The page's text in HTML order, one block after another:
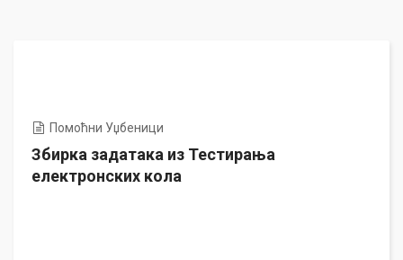
Помоћни Уџбеници
Збирка задатака из Тестирања
електронских кола